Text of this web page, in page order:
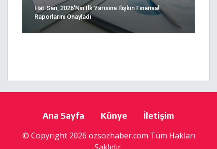
Hat-San, 2026'nın Ilk Yarısına Ilişkin Finansal
Raporlarını Onayladı
Ana Sayfa Künye İletişim
© Copyright 2026 ozsozhaber.com Tüm Hakları